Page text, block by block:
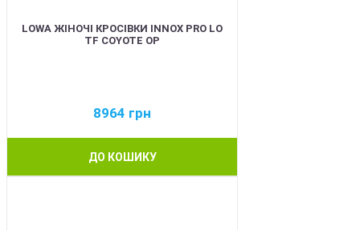
LOWA ЖІНОЧІ КРОСІВКИ INNOX PRO LO
TF COYOTE OP
8964 грн
ДО КОШИКУ